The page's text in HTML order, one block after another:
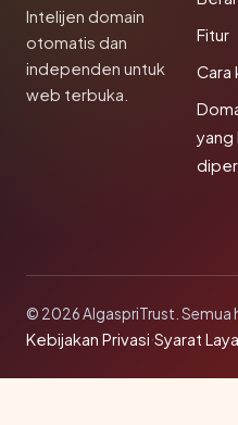
Intelijen domain
otomatis dan
independen untuk
web terbuka.
Fitur
Cara
yang
© 2026 AlgaspriTrust. Semua
Kebijakan Privasi·Syarat